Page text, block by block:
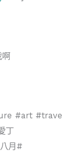
啊
#art #trave
丁
月#